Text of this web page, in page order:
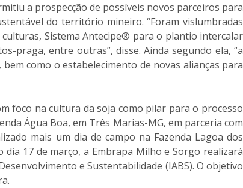
a prospecção de possíveis novos parceiros para
do território mineiro. “Foram vislumbradas
Sistema Antecipe® para o plantio intercalar
praga, entre outras”, disse. Ainda segundo ela, “a
como o estabelecimento de novas alianças para
foco na cultura da soja como pilar para o processo
Água Boa, em Três Marias-MG, em parceria com
mais um dia de campo na Fazenda Lagoa dos
17 de março, a Embrapa Milho e Sorgo realizará
e Sustentabilidade (IABS). O objetivo